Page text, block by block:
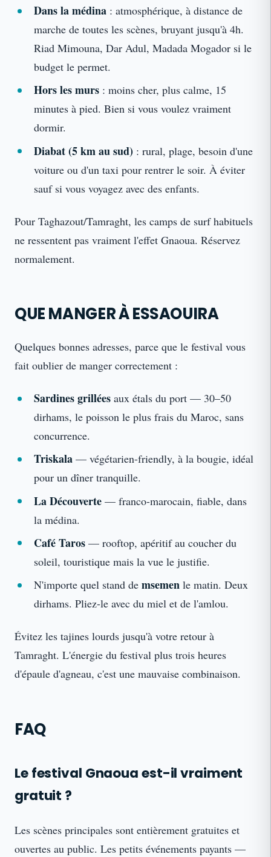
Dans la médina : atmosphérique, à distance de
marche de toutes les scènes, bruyant jusqu'à 4h.
Riad Mimouna, Dar Adul, Madada Mogador si le
budget le permet.
Hors les murs : moins cher, plus calme, 15
minutes à pied. Bien si vous voulez vraiment
dormir.
Diabat (5 km au sud) : rural, plage, besoin d'une
voiture ou d'un taxi pour rentrer le soir. À éviter
sauf si vous voyagez avec des enfants.
Pour Taghazout/Tamraght, les camps de surf habituels
ne ressentent pas vraiment l'effet Gnaoua. Réservez
normalement.
QUE MANGER À ESSAOUIRA
Quelques bonnes adresses, parce que le festival vous
fait oublier de manger correctement :
Sardines grillées aux étals du port — 30–50
dirhams, le poisson le plus frais du Maroc, sans
concurrence.
Triskala — végétarien-friendly, à la bougie, idéal
pour un dîner tranquille.
La Découverte — franco-marocain, fiable, dans
la médina.
Café Taros — rooftop, apéritif au coucher du
soleil, touristique mais la vue le justifie.
N'importe quel stand demsemen le matin. Deux
dirhams. Pliez-le avec du miel et de l'amlou.
Évitez les tajines lourds jusqu'à votre retour à
Tamraght. L'énergie du festival plus trois heures
d'épaule d'agneau, c'est une mauvaise combinaison.
FAQ
Le festival Gnaoua est-il vraiment
gratuit ?
Les scènes principales sont entièrement gratuites et
ouvertes au public. Les petits événements payants —